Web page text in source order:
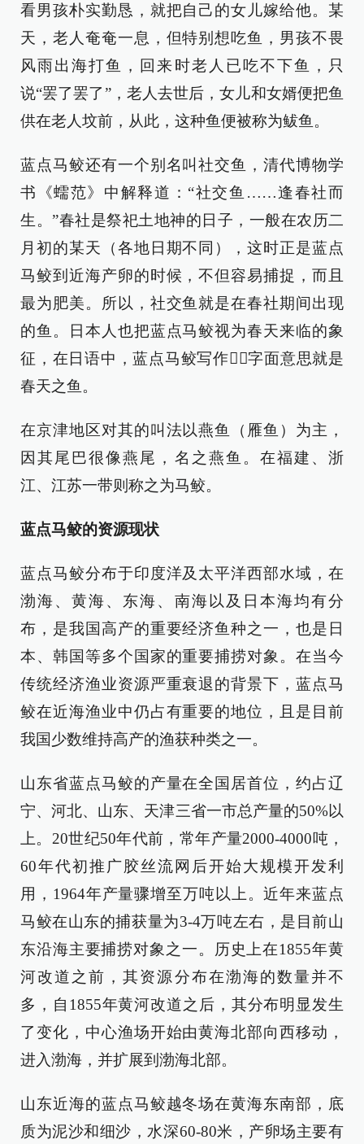
看男孩朴实勤恳，就把自己的女儿嫁给他。某
天，老人奄奄一息，但特别想吃鱼，男孩不畏
风雨出海打鱼，回来时老人已吃不下鱼，只
说“罢了罢了”，老人去世后，女儿和女婿便把鱼
供在老人坟前，从此，这种鱼便被称为鲅鱼。
蓝点马鲛还有一个别名叫社交鱼，清代博物学
书《蠕范》中解释道：“社交鱼……逢春社而
生。”春社是祭祀土地神的日子，一般在农历二
月初的某天（各地日期不同），这时正是蓝点
马鲛到近海产卵的时候，不但容易捕捉，而且
最为肥美。所以，社交鱼就是在春社期间出现
的鱼。日本人也把蓝点马鲛视为春天来临的象
征，在日语中，蓝点马鲛写作，字面意思就是
春天之鱼。
在京津地区对其的叫法以燕鱼（雁鱼）为主，
因其尾巴很像燕尾，名之燕鱼。在福建、浙
江、江苏一带则称之为马鲛。
蓝点马鲛的资源现状
蓝点马鲛分布于印度洋及太平洋西部水域，在
渤海、黄海、东海、南海以及日本海均有分
布，是我国高产的重要经济鱼种之一，也是日
本、韩国等多个国家的重要捕捞对象。在当今
传统经济渔业资源严重衰退的背景下，蓝点马
鲛在近海渔业中仍占有重要的地位，且是目前
我国少数维持高产的渔获种类之一。
山东省蓝点马鲛的产量在全国居首位，约占辽
宁、河北、山东、天津三省一市总产量的50%以
上。20世纪50年代前，常年产量2000-4000吨，
60年代初推广胶丝流网后开始大规模开发利
用，1964年产量骤增至万吨以上。近年来蓝点
马鲛在山东的捕获量为3-4万吨左右，是目前山
东沿海主要捕捞对象之一。历史上在1855年黄
河改道之前，其资源分布在渤海的数量并不
多，自1855年黄河改道之后，其分布明显发生
了变化，中心渔场开始由黄海北部向西移动，
进入渤海，并扩展到渤海北部。
山东近海的蓝点马鲛越冬场在黄海东南部，底
质为泥沙和细沙，水深60-80米，产卵场主要有